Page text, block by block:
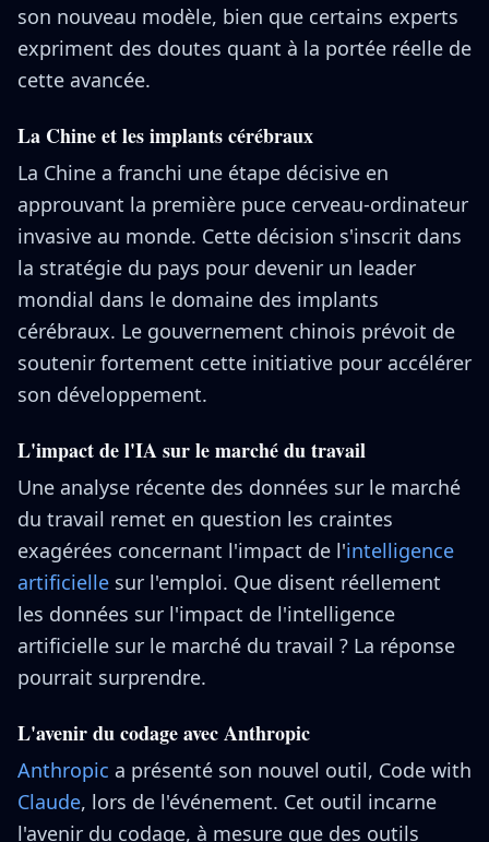
son nouveau modèle, bien que certains experts
expriment des doutes quant à la portée réelle de
cette avancée.
La Chine et les implants cérébraux
La Chine a franchi une étape décisive en
approuvant la première puce cerveau-ordinateur
invasive au monde. Cette décision s'inscrit dans
la stratégie du pays pour devenir un leader
mondial dans le domaine des implants
cérébraux. Le gouvernement chinois prévoit de
soutenir fortement cette initiative pour accélérer
son développement.
L'impact de l'IA sur le marché du travail
Une analyse récente des données sur le marché
du travail remet en question les craintes
exagérées concernant l'impact de l'intelligence
artificielle sur l'emploi. Que disent réellement
les données sur l'impact de l'intelligence
artificielle sur le marché du travail ? La réponse
pourrait surprendre.
L'avenir du codage avec Anthropic
Anthropic a présenté son nouvel outil, Code with
Claude, lors de l'événement. Cet outil incarne
l'avenir du codage, à mesure que des outils